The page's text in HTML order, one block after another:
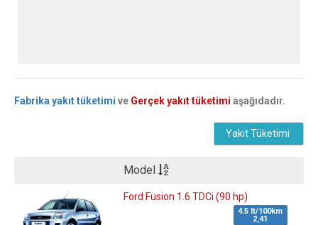
Fabrika yakıt tüketimi ve Gerçek yakıt tüketimi aşağıdadır.
Yakıt Tüketimi
Model
Ford Fusion 1.6 TDCi (90 hp)
4.5 lt/100km
2,41